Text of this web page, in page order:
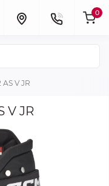
0
V JR
V JR